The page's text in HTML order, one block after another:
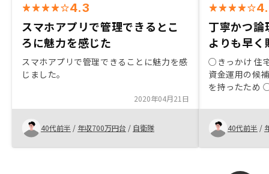
4.3
スマホアプリで管理できるとこ
ろに魅力を感じた
スマホアプリで管理できることに魅力を感
じました。
2020年04月21日
40代前半 / 年収700万円台 / 自衛隊
丁寧かつ論
よりも早く
○きっかけ 住
資金運用の候
を持ったため
説明（営業力
ンバーワン
40代前半 /